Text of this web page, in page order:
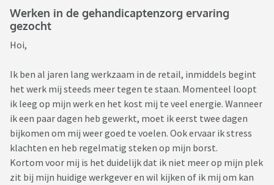
Werken in de gehandicaptenzorg ervaring
gezocht
Hoi,
Ik ben al jaren lang werkzaam in de retail, inmiddels begint
het werk mij steeds meer tegen te staan. Momenteel loopt
ik leeg op mijn werk en het kost mij te veel energie. Wanneer
ik een paar dagen heb gewerkt, moet ik eerst twee dagen
bijkomen om mij weer goed te voelen. Ook ervaar ik stress
klachten en heb regelmatig steken op mijn borst.
Kortom voor mij is het duidelijk dat ik niet meer op mijn plek
zit bij mijn huidige werkgever en wil kijken of ik mij om kan